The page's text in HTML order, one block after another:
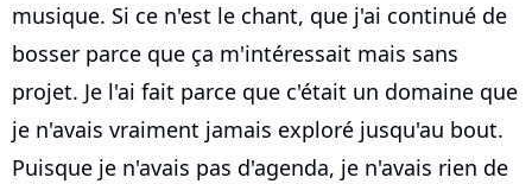
musique. Si ce n'est le chant, que j'ai continué de
bosser parce que ça m'intéressait mais sans
projet. Je l'ai fait parce que c'était un domaine que
je n'avais vraiment jamais exploré jusqu'au bout.
Puisque je n'avais pas d'agenda, je n'avais rien de